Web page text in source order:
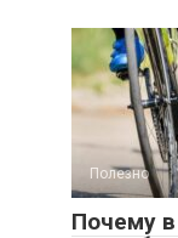
Полезно
Почему